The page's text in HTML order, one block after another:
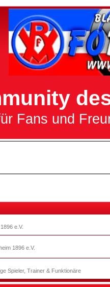
Fans und
e.V.
1896 e.V.
Spieler, Trainer & Funktionäre